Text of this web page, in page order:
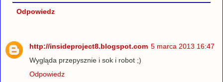
Odpowiedz
http://insideproject8.blogspot.com 5 marca 2013 16:47
Wygląda przepysznie i sok i robot ;)
Odpowiedz